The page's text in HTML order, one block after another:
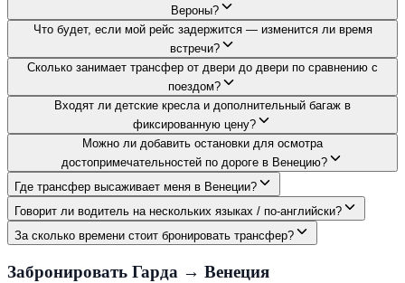
Вероны?
Что будет, если мой рейс задержится — изменится ли время
встречи?
Сколько занимает трансфер от двери до двери по сравнению с
поездом?
Входят ли детские кресла и дополнительный багаж в
фиксированную цену?
Можно ли добавить остановки для осмотра
достопримечательностей по дороге в Венецию?
Где трансфер высаживает меня в Венеции?
Говорит ли водитель на нескольких языках / по-английски?
За сколько времени стоит бронировать трансфер?
Забронировать Гарда → Венеция